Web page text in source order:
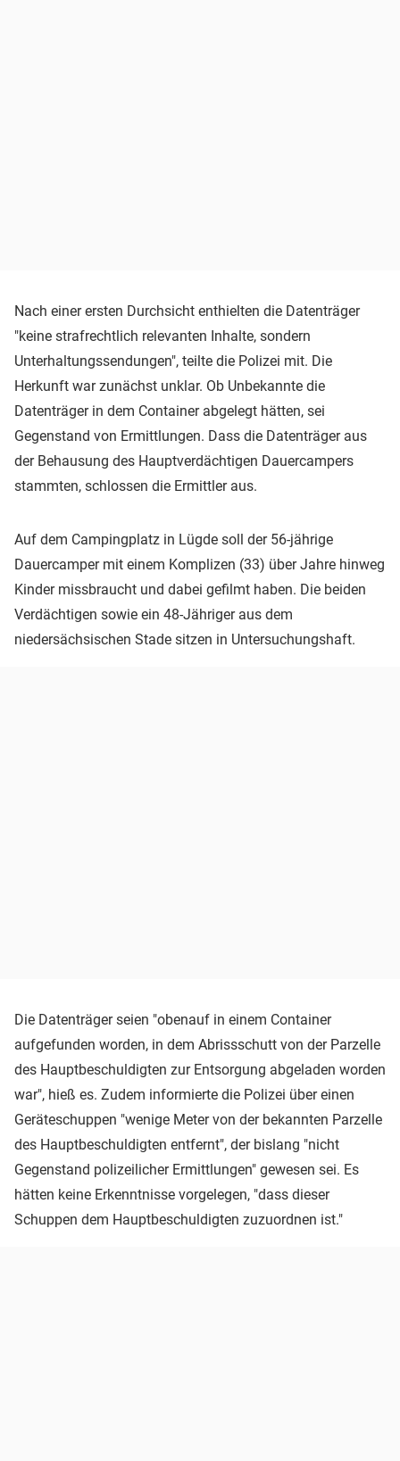
Nach einer ersten Durchsicht enthielten die Datenträger
"keine strafrechtlich relevanten Inhalte, sondern
Unterhaltungssendungen", teilte die Polizei mit. Die
Herkunft war zunächst unklar. Ob Unbekannte die
Datenträger in dem Container abgelegt hätten, sei
Gegenstand von Ermittlungen. Dass die Datenträger aus
der Behausung des Hauptverdächtigen Dauercampers
stammten, schlossen die Ermittler aus.
Auf dem Campingplatz in Lügde soll der 56-jährige
Dauercamper mit einem Komplizen (33) über Jahre hinweg
Kinder missbraucht und dabei gefilmt haben. Die beiden
Verdächtigen sowie ein 48-Jähriger aus dem
niedersächsischen Stade sitzen in Untersuchungshaft.
Die Datenträger seien "obenauf in einem Container
aufgefunden worden, in dem Abrissschutt von der Parzelle
des Hauptbeschuldigten zur Entsorgung abgeladen worden
war", hieß es. Zudem informierte die Polizei über einen
Geräteschuppen "wenige Meter von der bekannten Parzelle
des Hauptbeschuldigten entfernt", der bislang "nicht
Gegenstand polizeilicher Ermittlungen" gewesen sei. Es
hätten keine Erkenntnisse vorgelegen, "dass dieser
Schuppen dem Hauptbeschuldigten zuzuordnen ist."